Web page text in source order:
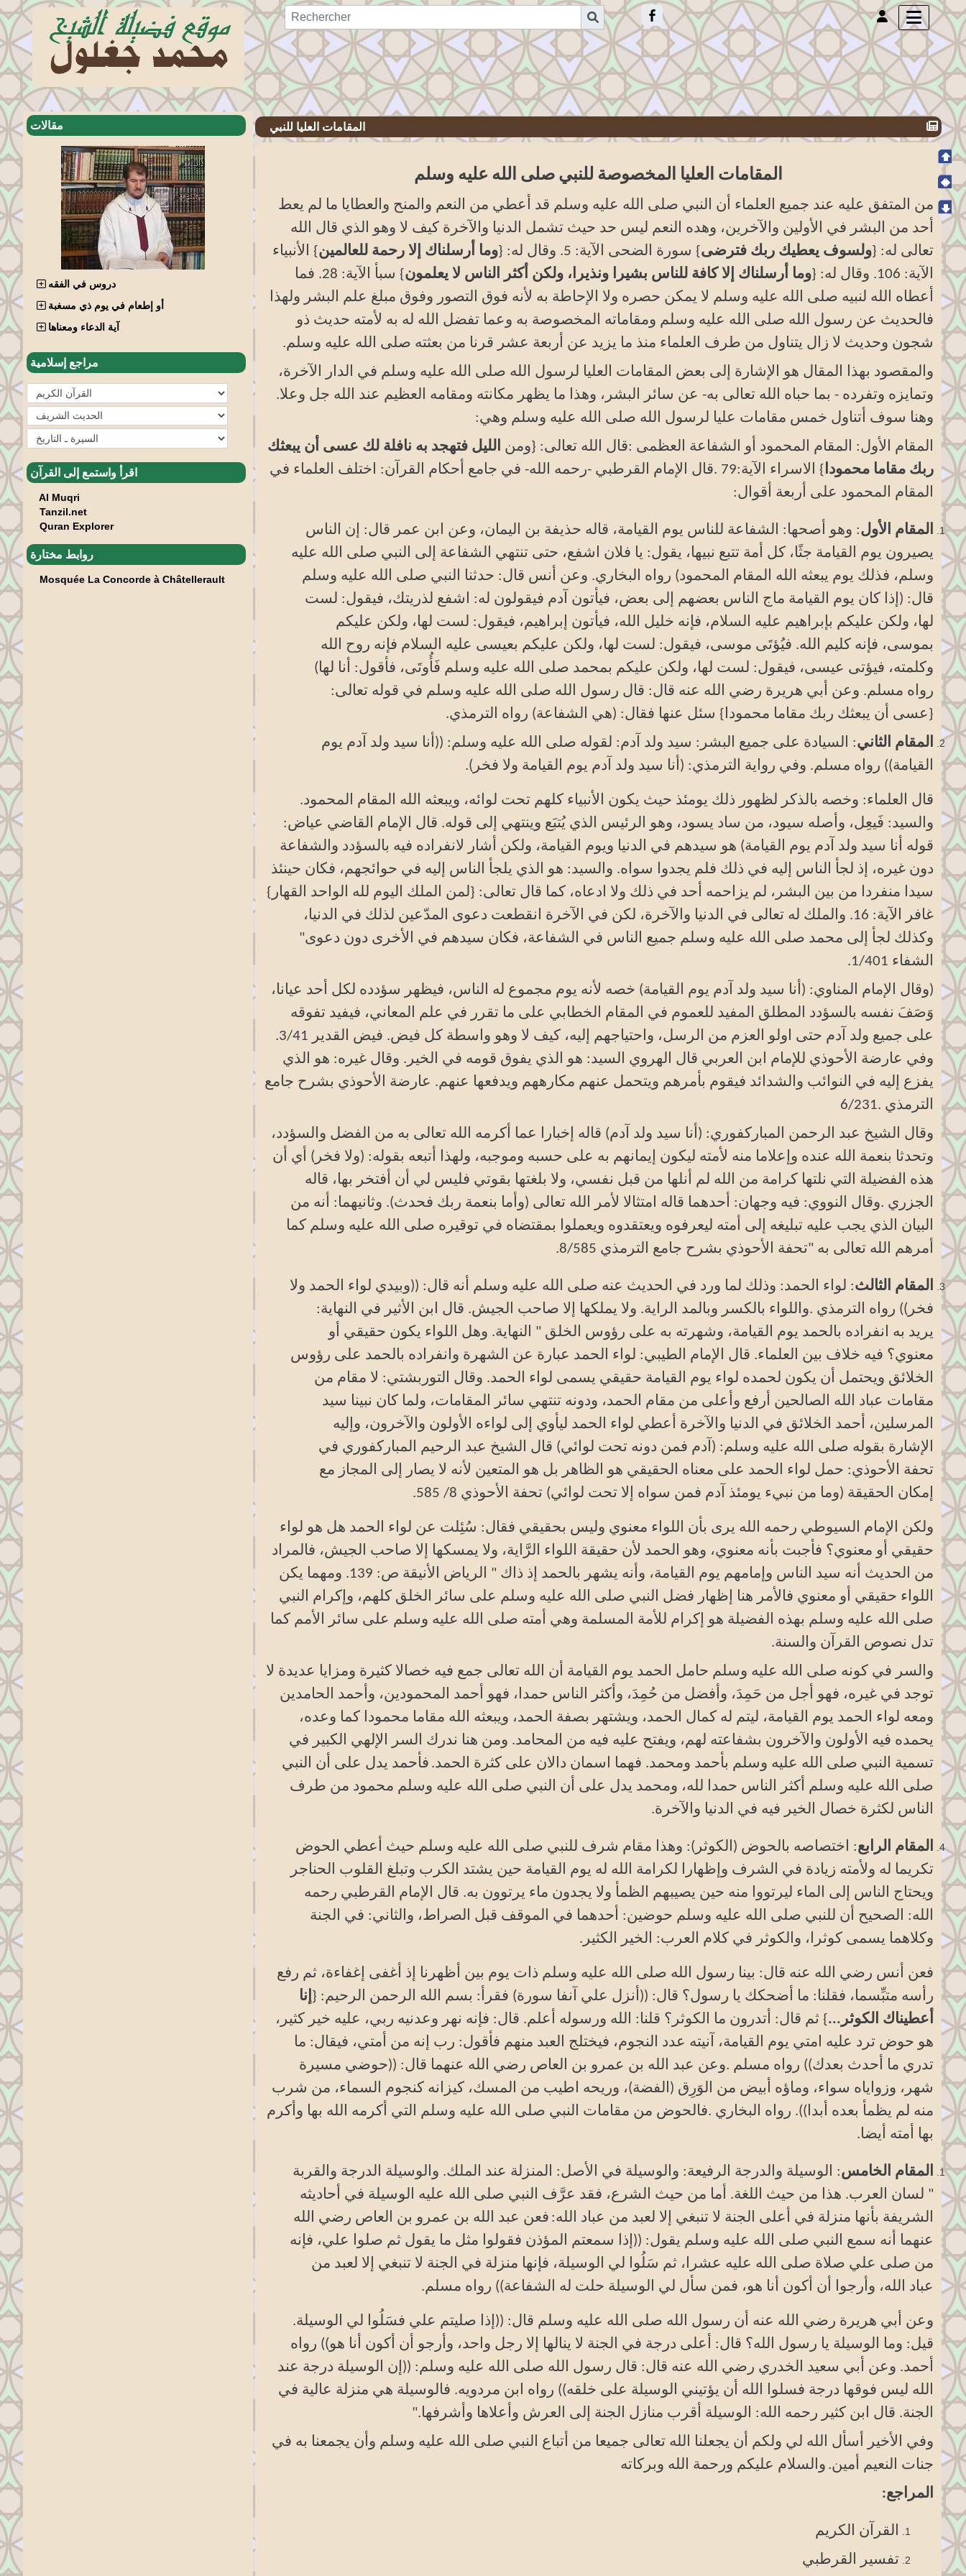
مقالات
دروس في الفقه
أو إطعام في يوم ذي مسغبة
آية الدعاء ومعناها
مراجع إسلامية
اقرأ واستمع إلى القرآن
Al Muqri
Tanzil.net
Quran Explorer
روابط مختارة
Mosquée La Concorde à Châtellerault
المقامات العليا للنبي
المقامات العليا المخصوصة للنبي صلى الله عليه وسلم
من المتفق عليه عند جميع العلماء أن النبي صلى الله عليه وسلم قد أعطي من النعم والمنح والعطايا ما لم يعط
أحد من البشر في الأولين والآخرين، وهده النعم ليس حد حيث تشمل الدنيا والآخرة كيف لا وهو الذي قال الله
تعالى له: {ولسوف يعطيك ربك فترضى} سورة الضحى الآية: 5. وقال له: { وما أرسلناك إلا رحمة للعالمين} الأنبياء
الآية: 106. وقال له: {
وما أرسلناك إلا كافة للناس بشيرا ونذيرا، ولكن أكثر الناس لا يعلمون
} سبأ الآية: 28. فما
أعطاه الله لنبيه صلى الله عليه وسلم لا يمكن حصره ولا الإحاطة به لأنه فوق التصور وفوق مبلغ علم البشر ولهذا
فالحديث عن رسول الله صلى الله عليه وسلم ومقاماته المخصوصة به وعما تفضل الله له به لأمته حديث ذو
شجون وحديث لا زال يتناول من طرف العلماء منذ ما يزيد عن أربعة عشر قرنا من بعثته صلى الله عليه وسلم.
والمقصود بهذا المقال هو الإشارة إلى بعض المقامات العليا لرسول الله صلى الله عليه وسلم في الدار الآخرة،
وتمايزه وتفرده - بما حباه الله تعالى به- عن سائر البشر، وهذا ما يظهر مكانته ومقامه العظيم عند الله جل وعلا.
وهنا سوف أتناول خمس مقامات عليا لرسول الله صلى الله عليه وسلم وهي:
المقام الأول: المقام المحمود أو الشفاعة العظمى :قال الله تعالى: {ومن الليل فتهجد به نافلة لك عسى أن يبعثك
ربك مقاما محمودا } الاسراء الآية:79 .قال الإمام القرطبي -رحمه الله- في جامع أحكام القرآن: اختلف العلماء في
المقام المحمود على أربعة أقوال:
المقام الأول: وهو أصحها: الشفاعة للناس يوم القيامة، قاله حذيفة بن اليمان، وعن ابن عمر قال: إن الناس
يصيرون يوم القيامة جثًا، كل أمة تتبع نبيها، يقول: يا فلان اشفع، حتى تنتهي الشفاعة إلى النبي صلى الله عليه
وسلم، فذلك يوم يبعثه الله المقام المحمود) رواه البخاري. وعن أنس قال: حدثنا النبي صلى الله عليه وسلم
قال: (إذا كان يوم القيامة ماج الناس بعضهم إلى بعض، فيأتون آدم فيقولون له: اشفع لذريتك، فيقول: لست
لها، ولكن عليكم بإبراهيم عليه السلام، فإنه خليل الله، فيأتون إبراهيم، فيقول: لست لها، ولكن عليكم
بموسى، فإنه كليم الله. فيُؤتَى موسى، فيقول: لست لها، ولكن عليكم بعيسى عليه السلام فإنه روح الله
وكلمته، فيؤتى عيسى، فيقول: لست لها، ولكن عليكم بمحمد صلى الله عليه وسلم فَأُوتَى، فأقول: أنا لها)
رواه مسلم. وعن أبي هريرة رضي الله عنه قال: قال رسول الله صلى الله عليه وسلم في قوله تعالى:
{عسى أن يبعثك ربك مقاما محمودا} سئل عنها فقال: (هي الشفاعة) رواه الترمذي.
المقام الثاني: السيادة على جميع البشر: سيد ولد آدم: لقوله صلى الله عليه وسلم: ((أنا سيد ولد آدم يوم
القيامة)) رواه مسلم. وفي رواية الترمذي: (أنا سيد ولد آدم يوم القيامة ولا فخر).
قال العلماء: وخصه بالذكر لظهور ذلك يومئذ حيث يكون الأنبياء كلهم تحت لوائه، ويبعثه الله المقام المحمود.
والسيد: فَيعِل، وأصله سيود، من ساد يسود، وهو الرئيس الذي يُتبَع وينتهي إلى قوله. قال الإمام القاضي عياض:
قوله أنا سيد ولد آدم يوم القيامة) هو سيدهم في الدنيا ويوم القيامة، ولكن أشار لانفراده فيه بالسؤدد والشفاعة
دون غيره، إذ لجأ الناس إليه في ذلك فلم يجدوا سواه. والسيد: هو الذي يلجأ الناس إليه في حوائجهم، فكان حينئذ
سيدا منفردا من بين البشر، لم يزاحمه أحد في ذلك ولا ادعاه، كما قال تعالى: {لمن الملك اليوم لله الواحد القهار}
غافر الآية: 16. والملك له تعالى في الدنيا والآخرة، لكن في الآخرة انقطعت دعوى المدّعين لذلك في الدنيا،
وكذلك لجأ إلى محمد صلى الله عليه وسلم جميع الناس في الشفاعة، فكان سيدهم في الأخرى دون دعوى"
الشفاء 1/401
.
(وقال الإمام المناوي: (أنا سيد ولد آدم يوم القيامة) خصه لأنه يوم مجموع له الناس، فيظهر سؤدده لكل أحد عيانا،
وَصَفَ نفسه بالسؤدد المطلق المفيد للعموم في المقام الخطابي على ما تقرر في علم المعاني، فيفيد تفوقه
على جميع ولد آدم حتى اولو العزم من الرسل، واحتياجهم إليه، كيف لا وهو واسطة كل فيض. فيض القدير 3/41.
وفي عارضة الأحوذي للإمام ابن العربي قال الهروي السيد: هو الذي يفوق قومه في الخير. وقال غيره: هو الذي
يفزع إليه في النوائب والشدائد فيقوم بأمرهم ويتحمل عنهم مكارههم ويدفعها عنهم. عارضة الأحوذي بشرح جامع
الترمذي 6/231.
وقال الشيخ عبد الرحمن المباركفوري: (أنا سيد ولد آدم) قاله إخبارا عما أكرمه الله تعالى به من الفضل والسؤدد،
وتحدثا بنعمة الله عنده وإعلاما منه لأمته ليكون إيمانهم به على حسبه وموجبه، ولهذا أتبعه بقوله: (ولا فخر) أي أن
هذه الفضيلة التي نلتها كرامة من الله لم أنلها من قبل نفسي، ولا بلغتها بقوتي فليس لي أن أفتخر بها، قاله
الجزري .وقال النووي: فيه وجهان: أحدهما قاله امتثالا لأمر الله تعالى (وأما بنعمة ربك فحدث). وثانيهما: أنه من
البيان الذي يجب عليه تبليغه إلى أمته ليعرفوه ويعتقدوه ويعملوا بمقتضاه في توقيره صلى الله عليه وسلم كما
أمرهم الله تعالى به "تحفة الأحوذي بشرح جامع الترمذي 8/585 .
المقام الثالث: لواء الحمد: وذلك لما ورد في الحديث عنه صلى الله عليه وسلم أنه قال: ((وبيدي لواء الحمد ولا
فخر)) رواه الترمذي .واللواء بالكسر وبالمد الراية. ولا يملكها إلا صاحب الجيش. قال ابن الأثير في النهاية:
يريد به انفراده بالحمد يوم القيامة، وشهرته به على رؤوس الخلق " النهاية. وهل اللواء يكون حقيقي أو
معنوي؟ فيه خلاف بين العلماء. قال الإمام الطيبي: لواء الحمد عبارة عن الشهرة وانفراده بالحمد على رؤوس
الخلائق ويحتمل أن يكون لحمده لواء يوم القيامة حقيقي يسمى لواء الحمد. وقال التوربشتي: لا مقام من
مقامات عباد الله الصالحين أرفع وأعلى من مقام الحمد، ودونه تنتهي سائر المقامات، ولما كان نبينا سيد
المرسلين، أحمد الخلائق في الدنيا والآخرة أعطي لواء الحمد ليأوي إلى لواءه الأولون والآخرون، وإليه
الإشارة بقوله صلى الله عليه وسلم: (آدم فمن دونه تحت لوائي) قال الشيخ عبد الرحيم المباركفوري في
تحفة الأحوذي: حمل لواء الحمد على معناه الحقيقي هو الظاهر بل هو المتعين لأنه لا يصار إلى المجاز مع
إمكان الحقيقة (وما من نبيء يومئذ آدم فمن سواه إلا تحت لوائي) تحفة الأحوذي 8/ 585
.
ولكن الإمام السيوطي رحمه الله يرى بأن اللواء معنوي وليس بحقيقي فقال: سُئِلت عن لواء الحمد هل هو لواء
حقيقي أو معنوي؟ فأجبت بأنه معنوي، وهو الحمد لأن حقيقة اللواء الرَّاية، ولا يمسكها إلا صاحب الجيش، فالمراد
من الحديث أنه سيد الناس وإمامهم يوم القيامة، وأنه يشهر بالحمد إذ ذاك " الرياض الأنيقة ص: 139. ومهما يكن
اللواء حقيقي أو معنوي فالأمر هنا إظهار فضل النبي صلى الله عليه وسلم على سائر الخلق كلهم، وإكرام النبي
صلى الله عليه وسلم بهذه الفضيلة هو إكرام للأمة المسلمة وهي أمته صلى الله عليه وسلم على سائر الأمم كما
تدل نصوص القرآن والسنة.
والسر في كونه صلى الله عليه وسلم حامل الحمد يوم القيامة أن الله تعالى جمع فيه خصالا كثيرة ومزايا عديدة لا
توجد في غيره، فهو أجل من حَمِدَ، وأفضل من حُمِدَ، وأكثر الناس حمدا، فهو أحمد المحمودين، وأحمد الحامدين
ومعه لواء الحمد يوم القيامة، ليتم له كمال الحمد، ويشتهر بصفة الحمد، ويبعثه الله مقاما محمودا كما وعده،
يحمده فيه الأولون والآخرون بشفاعته لهم، ويفتح عليه فيه من المحامد. ومن هنا ندرك السر الإلهي الكبير في
تسمية النبي صلى الله عليه وسلم بأحمد ومحمد. فهما اسمان دالان على كثرة الحمد. فأحمد يدل على أن النبي
صلى الله عليه وسلم أكثر الناس حمدا لله، ومحمد يدل على أن النبي صلى الله عليه وسلم محمود من طرف
الناس لكثرة خصال الخير فيه في الدنيا والآخرة.
المقام الرابع: اختصاصه بالحوض (الكوثر): وهذا مقام شرف للنبي صلى الله عليه وسلم حيث أعطي الحوض
تكريما له ولأمته زيادة في الشرف وإظهارا لكرامة الله له يوم القيامة حين يشتد الكرب وتبلغ القلوب الحناجر
ويحتاج الناس إلى الماء ليرتووا منه حين يصيبهم الظمأ ولا يجدون ماء يرتوون به. قال الإمام القرطبي رحمه
الله: الصحيح أن للنبي صلى الله عليه وسلم حوضين: أحدهما في الموقف قبل الصراط، والثاني: في الجنة
وكلاهما يسمى كوثرا، والكوثر في كلام العرب: الخير الكثير .
فعن أنس رضي الله عنه قال: بينا رسول الله صلى الله عليه وسلم ذات يوم بين أظهرنا إذ أغفى إغفاءة، ثم رفع
رأسه متبِّسما، فقلنا: ما أضحكك يا رسول؟ قال: ((أنزل علي آنفا سورة) فقرأ: بسم الله الرحمن الرحيم: { إنا
أعطيناك الكوثر...} ثم قال: أتدرون ما الكوثر؟ قلنا: الله ورسوله أعلم. قال: فإنه نهر وعدنيه ربي، عليه خير كثير،
هو حوض ترد عليه امتي يوم القيامة، آنيته عدد النجوم، فيختلج العبد منهم فأقول: رب إنه من أمتي، فيقال: ما
تدري ما أحدث بعدك)) رواه مسلم .وعن عبد الله بن عمرو بن العاص رضي الله عنهما قال: ((حوضي مسيرة
شهر، وزواياه سواء، وماؤه أبيض من الوَرِق (الفضة)، وريحه اطيب من المسك، كيزانه كنجوم السماء، من شرب
منه لم يظمأ بعده أبدا)). رواه البخاري .فالحوض من مقامات النبي صلى الله عليه وسلم التي أكرمه الله بها وأكرم
بها أمته أيضا.
المقام الخامس: الوسيلة والدرجة الرفيعة: والوسيلة في الأصل: المنزلة عند الملك. والوسيلة الدرجة والقربة
" لسان العرب. هذا من حيث اللغة. أما من حيث الشرع، فقد عرَّف النبي صلى الله عليه الوسيلة في أحاديثه
الشريفة بأنها منزلة في أعلى الجنة لا تنبغي إلا لعبد من عباد الله: فعن عبد الله بن عمرو بن العاص رضي الله
عنهما أنه سمع النبي صلى الله عليه وسلم يقول: ((إذا سمعتم المؤذن فقولوا مثل ما يقول ثم صلوا علي، فإنه
من صلى علي صلاة صلى الله عليه عشرا، ثم سَلُوا لي الوسيلة، فإنها منزلة في الجنة لا تنبغي إلا لعبد من
عباد الله، وأرجوا أن أكون أنا هو، فمن سأل لي الوسيلة حلت له الشفاعة)) رواه مسلم.
وعن أبي هريرة رضي الله عنه أن رسول الله صلى الله عليه وسلم قال: ((إذا صليتم علي فسَلُوا لي الوسيلة.
قيل: وما الوسيلة يا رسول الله؟ قال: أعلى درجة في الجنة لا ينالها إلا رجل واحد، وأرجو أن أكون أنا هو)) رواه
أحمد. وعن أبي سعيد الخدري رضي الله عنه قال: قال رسول الله صلى الله عليه وسلم: ((إن الوسيلة درجة عند
الله ليس فوقها درجة فسلوا الله أن يؤتيني الوسيلة على خلقه)) رواه ابن مردويه. فالوسيلة هي منزلة عالية في
الجنة. قال ابن كثير رحمه الله: الوسيلة أقرب منازل الجنة إلى العرش وأعلاها وأشرفها".
وفي الأخير أسأل الله لي ولكم أن يجعلنا الله تعالى جميعا من أتباع النبي صلى الله عليه وسلم وأن يجمعنا به في
جنات النعيم أمين. والسلام عليكم ورحمة الله وبركاته
المراجع:
القرآن الكريم
تفسير القرطبي